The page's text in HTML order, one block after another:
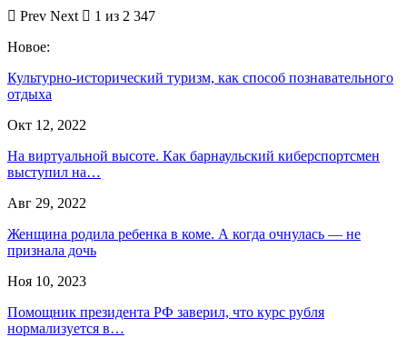
Prev Next
1 из 2 347
Новое:
Культурно-исторический туризм, как способ познавательного
отдыха
Окт 12, 2022
На виртуальной высоте. Как барнаульский киберспортсмен
выступил на…
Авг 29, 2022
Женщина родила ребенка в коме. А когда очнулась — не
признала дочь
Ноя 10, 2023
Помощник президента РФ заверил, что курс рубля
нормализуется в…